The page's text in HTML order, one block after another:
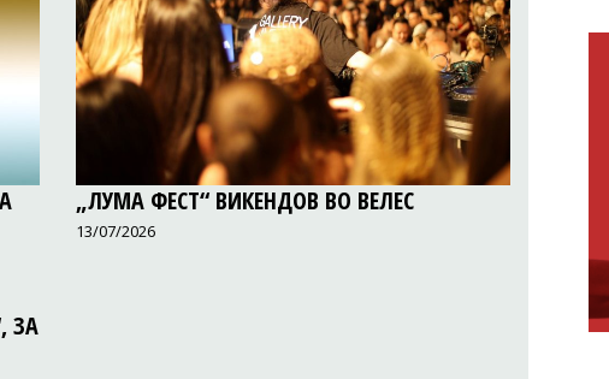
ЗА
„ЛУМА ФЕСТ“ ВИКЕНДОВ ВО ВЕЛЕС
13/07/2026